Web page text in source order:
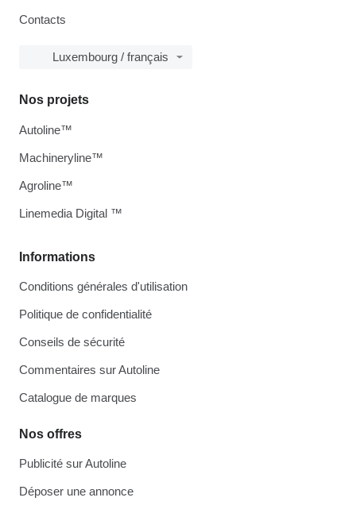
Contacts
Luxembourg / français
Informations
Conditions générales d'utilisation
Politique de confidentialité
Conseils de sécurité
Commentaires sur Autoline
Catalogue de marques
Nos offres
Publicité sur Autoline
Déposer une annonce
Nos projets
Autoline™
Machineryline™
Agroline™
Linemedia Digital ™